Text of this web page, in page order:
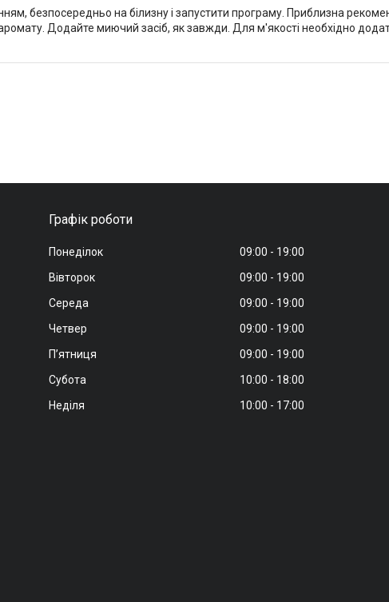
безпосередньо на білизну і запустити програму. Приблизна
Додайте миючий засіб, як завжди. Для м'якості необхідно
Графік роботи
Понеділок 09:00
19:00
Вівторок
09:00
19:00
Середа
09:00
19:00
Четвер
09:00
19:00
Пʼятниця
09:00
19:00
Субота
10:00
18:00
Неділя
10:00 17:00